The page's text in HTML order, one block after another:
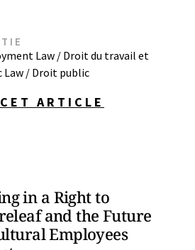
Law / Droit du travail et
Law / Droit public
ARTICLE
in a Right to
and the Future
Employees